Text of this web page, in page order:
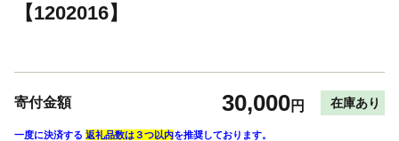
【1202016】
寄付金額 30,000円 在庫あり
一度に決済する 返礼品数は３つ以内を推奨しております。